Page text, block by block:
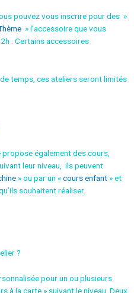
pouvez vous inscrire pour des »
» l’accessoire que vous
. Certains accessoires
temps, ces ateliers seront limités
également des cours,
leur niveau, ils peuvent
» ou par un «cours enfant » et
souhaitent réaliser.
?
pour un ou plusieurs
à la carte » suivant le niveau. Deux